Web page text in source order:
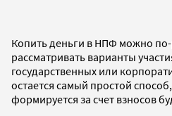
Копить деньги в НПФ можно
рассматривать варианты
государственных или
остается самый простой
формируется за счет взносов